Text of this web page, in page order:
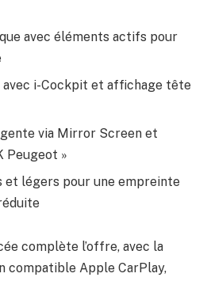
avec éléments actifs pour
i-Cockpit et affichage tête
via Mirror Screen et
Peugeot »
et légers pour une empreinte
complète l’offre, avec la
compatible Apple CarPlay,